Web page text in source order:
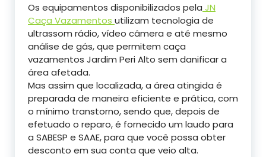
Os equipamentos disponibilizados pela JN
Caça Vazamentos utilizam tecnologia de
ultrassom rádio, vídeo câmera e até mesmo
análise de gás, que permitem caça
vazamentos Jardim Peri Alto sem danificar a
área afetada.
Mas assim que localizada, a área atingida é
preparada de maneira eficiente e prática, com
o mínimo transtorno, sendo que, depois de
efetuado o reparo, é fornecido um laudo para
a SABESP e SAAE, para que você possa obter
desconto em sua conta que veio alta.